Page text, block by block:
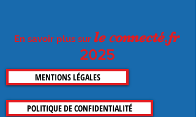
En savoir plus sur leconnecté.fr
2025
MENTIONS LÉGALES
POLITIQUE DE CONFIDENTIALITÉ